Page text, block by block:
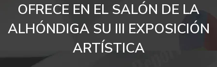
OFRECE EN EL SALÓN DE LA
ALHÓNDIGA SU III EXPOSICIÓN
ARTÍSTICA